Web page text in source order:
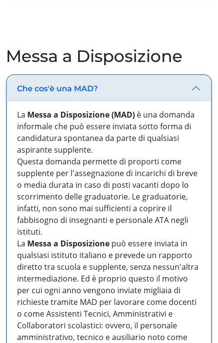
Messa a Disposizione
Che cos'è una MAD?
La Messa a Disposizione (MAD) è una domanda
informale che può essere inviata sotto forma di
candidatura spontanea da parte di qualsiasi
aspirante supplente.
Questa domanda permette di proporti come
supplente per l'assegnazione di incarichi di breve
o media durata in caso di posti vacanti dopo lo
scorrimento delle graduatorie. Le graduatorie,
infatti, non sono mai sufficienti a coprire il
fabbisogno di insegnanti e personale ATA negli
istituti.
La Messa a Disposizione può essere inviata in
qualsiasi istituto italiano e prevede un rapporto
diretto tra scuola e supplente, senza nessun'altra
intermediazione. Ed è proprio questo il motivo
per cui ogni anno vengono inviate migliaia di
richieste tramite MAD per lavorare come docenti
o come Assistenti Tecnici, Amministrativi e
Collaboratori scolastici: ovvero, il personale
amministrativo, tecnico e ausiliario noto come